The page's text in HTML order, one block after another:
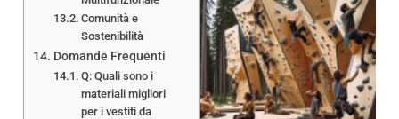
Comunità e
Sostenibilità
Domande Frequenti
Q: Quali sono i
materiali migliori
per i vestiti da